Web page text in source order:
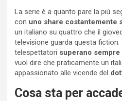
La serie è a quanto pare la più
con uno share costantemente
un italiano su quattro che il
televisione guarda questa
telespettatori superano
vuol dire che praticamente un
appassionato alle vicende del
Cosa sta per